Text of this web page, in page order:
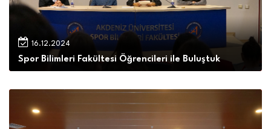
16.12.2024
Spor Bilimleri Fakültesi Öğrencileri ile Buluştuk